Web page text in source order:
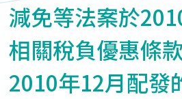
減免等法案於
相關稅負優惠條
2010年12月配發